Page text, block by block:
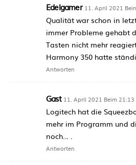
Edelgamer 11. April 2021
Qualität war schon in
immer Probleme gehabt
Tasten nicht mehr
Harmony 350 hatte
Antworten
Gast 11. April 2021 Beim 21:13
Logitech hat die
mehr im Programm und
noch… .
Antworten